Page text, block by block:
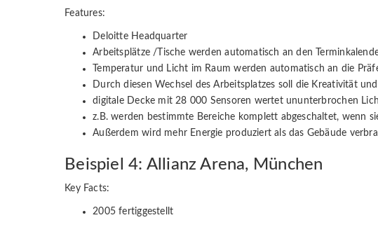
Features:
Deloitte Headquarter
Arbeitsplätze /Tische werden automatisch an den
Temperatur und Licht im Raum werden automatisch an die
Durch diesen Wechsel des Arbeitsplatzes soll die Kreativität
digitale Decke mit 28 000 Sensoren wertet ununterbrochen
z.B. werden bestimmte Bereiche komplett abgeschaltet, wenn
Außerdem wird mehr Energie produziert als das Gebäude
Beispiel 4: Allianz Arena, München
Key Facts:
2005 fertiggestellt